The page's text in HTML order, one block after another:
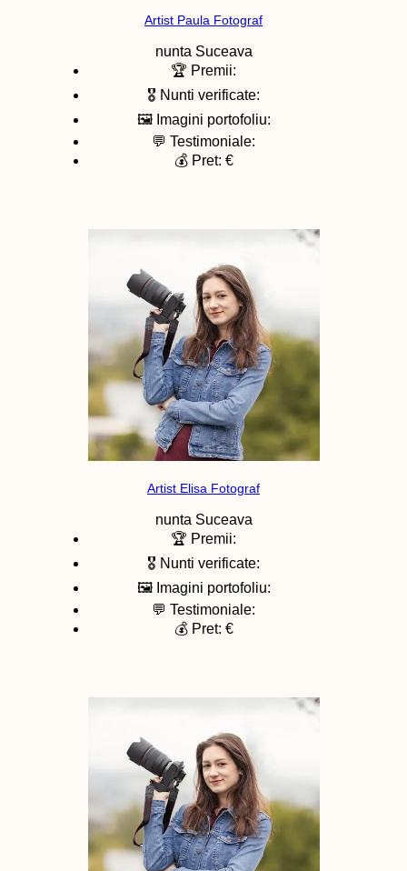
Artist Paula Fotograf
nunta Suceava
🏆 Premii:
🎖️ Nunti verificate:
🖼️ Imagini portofoliu:
💬 Testimoniale:
💰 Pret: €
Artist Elisa Fotograf
nunta Suceava
🏆 Premii:
🎖️ Nunti verificate:
🖼️ Imagini portofoliu:
💬 Testimoniale:
💰 Pret: €